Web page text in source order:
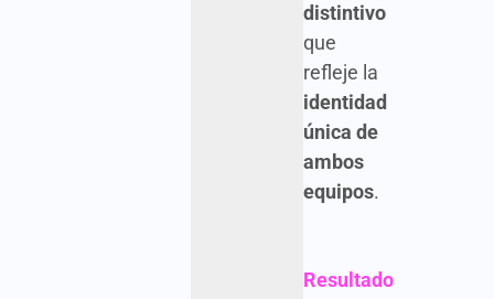
distintivo
que
refleje la
identidad
única de
ambos
equipos.
Resultado